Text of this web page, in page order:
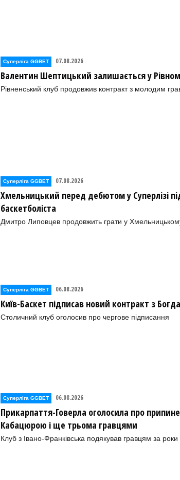
Суперліга GGBET 07.08.2026
Валентин Шептицький залишається у
Рівненський клуб продовжив контракт з молодим
Суперліга GGBET 07.08.2026
Хмельницький перед дебютом у Суперлізі
баскетболіста
Дмитро Липовцев продовжить грати у
Суперліга GGBET 06.08.2026
Київ-Баскет підписав новий контракт з
Столичний клуб оголосив про чергове підписання
Суперліга GGBET 06.08.2026
Прикарпаття-Говерла оголосила про
Кабацюрою і ще трьома гравцями
Клуб з Івано-Франківська подякував гравцям за роки